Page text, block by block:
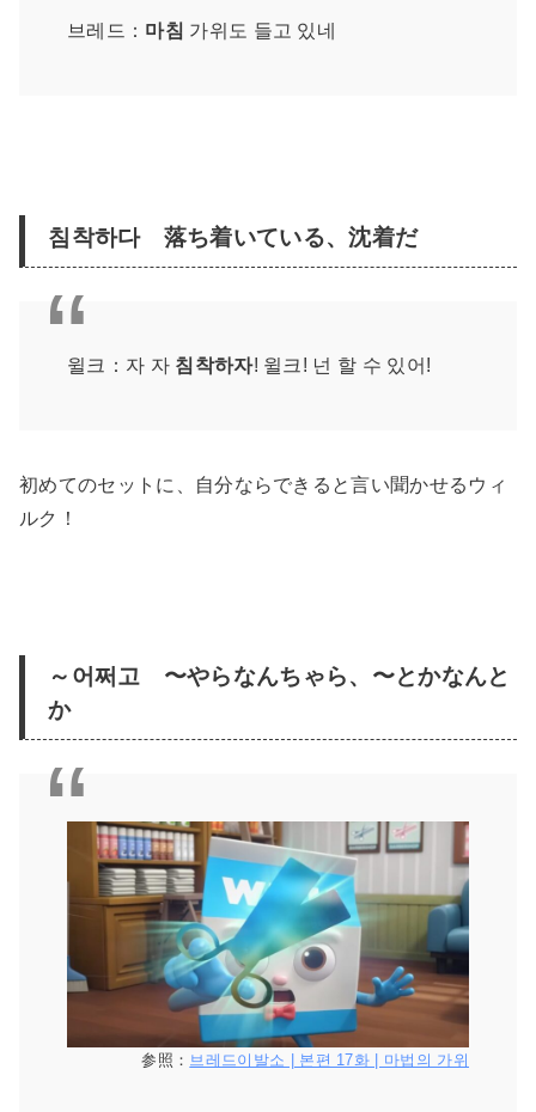
브레드： 마침 가위도 들고 있네
침착하다 落ち着いている、沈着だ
윌크：자 자 침착하자! 윌크! 넌 할 수 있어!
初めてのセットに、自分ならできると言い聞かせるウィ
ルク！
～어쩌고 〜やらなんちゃら、〜とかなんと
か
参照： 브레드이발소 | 본편 17화 | 마법의 가위